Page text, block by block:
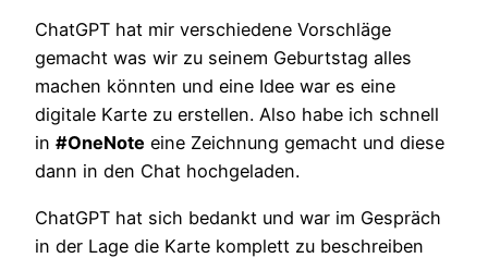
ChatGPT hat mir verschiedene Vorschläge
gemacht was wir zu seinem Geburtstag alles
machen könnten und eine Idee war es eine
digitale Karte zu erstellen. Also habe ich schnell
in #OneNote eine Zeichnung gemacht und diese
dann in den Chat hochgeladen.
ChatGPT hat sich bedankt und war im Gespräch
in der Lage die Karte komplett zu beschreiben